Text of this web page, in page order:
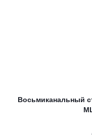
Восьмиканальный